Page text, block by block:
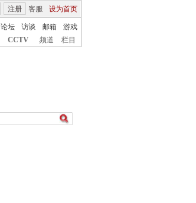
客服 设为首页
注册
论坛 访谈 邮箱
游戏
CCTV 频道 栏目